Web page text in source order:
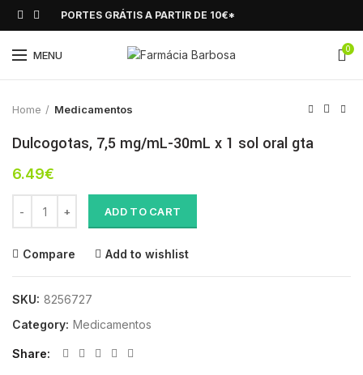
PORTES GRÁTIS A PARTIR DE 10€*
MENU 0
Click to enlarge
Home Medicamentos
Dulcogotas, 7,5 mg/mL-30mL x 1 sol oral gta
6.49€
ADD TO CART
Compare Add to wishlist
SKU: 8256727
Category: Medicamentos
Share